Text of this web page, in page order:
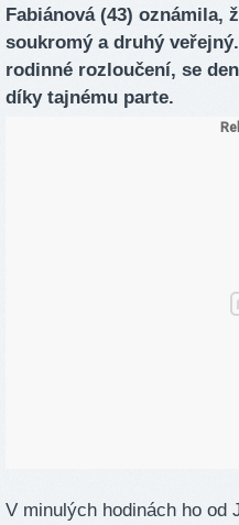
Fabiánová (43) oznámila,
soukromý a druhý
rodinné rozloučení, se
díky tajnému parte.
V minulých hodinách ho od